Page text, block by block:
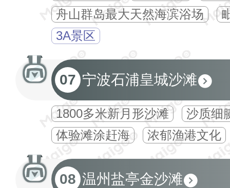
舟山群岛最大天然海滨浴场
3A景区
07 宁波石浦皇城沙滩
1800多米新月形沙滩
沙质细
体验滩涂赶海
浓郁渔港文化
08 温州盐亭金沙滩